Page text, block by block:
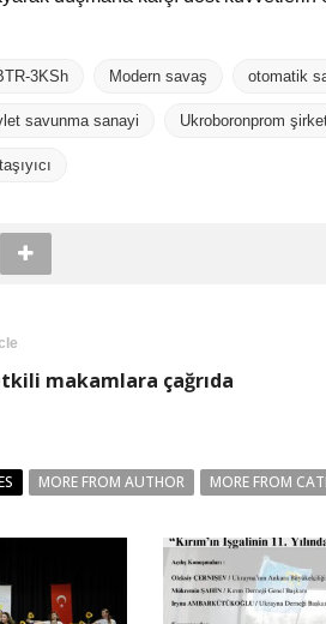
3KSh Modern savaş otomatik
savunma sanayi Ukroboronprom
makamlara çağrıda
MORE FROM AUTHOR MORE FROM